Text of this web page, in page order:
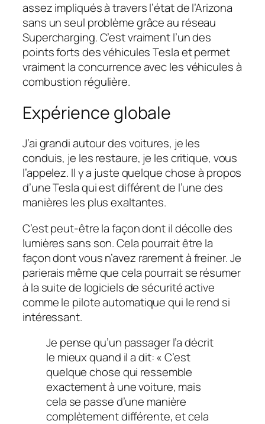
assez impliqués à travers l’état de l’Arizona
sans un seul problème grâce au réseau
Supercharging. C’est vraiment l’un des
points forts des véhicules Tesla et permet
vraiment la concurrence avec les véhicules à
combustion régulière.
Expérience globale
J’ai grandi autour des voitures, je les
conduis, je les restaure, je les critique, vous
l’appelez. Il y a juste quelque chose à propos
d’une Tesla qui est différent de l’une des
manières les plus exaltantes.
C’est peut-être la façon dont il décolle des
lumières sans son. Cela pourrait être la
façon dont vous n’avez rarement à freiner. Je
parierais même que cela pourrait se résumer
à la suite de logiciels de sécurité active
comme le pilote automatique qui le rend si
intéressant.
Je pense qu’un passager l’a décrit
le mieux quand il a dit: « C’est
quelque chose qui ressemble
exactement à une voiture, mais
cela se passe d’une manière
complètement différente, et cela